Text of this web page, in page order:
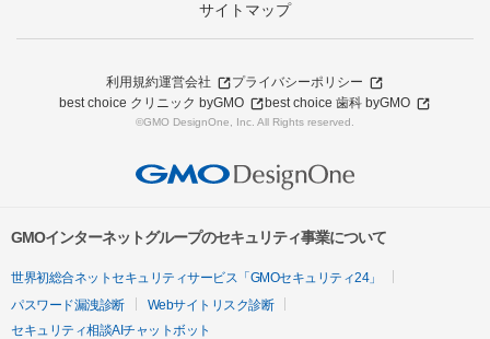
サイトマップ
利用規約運営会社
プライバシーポリシー
best choice クリニック byGMO
best choice 歯科 byGMO
©GMO DesignOne, Inc. All Rights reserved.
GMOインターネットグループのセキュリティ事業について
世界初総合ネットセキュリティサービス「GMOセキュリティ24」
パスワード漏洩診断
Webサイトリスク診断
セキュリティ相談AIチャットボット